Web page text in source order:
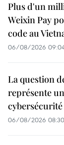
Plus d'un
Weixin Pay
code au
06/08/2026
La question
représente
06/08/2026 08:30